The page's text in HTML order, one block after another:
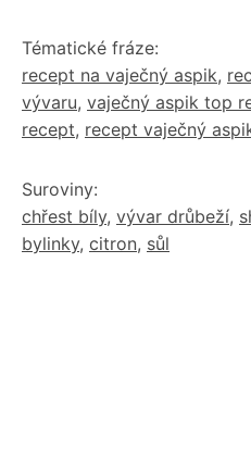
Tématické fráze:
recept na vaječný aspik,
vývaru, vaječný aspik top
recept, recept vaječný
Suroviny:
chřest bíly, vývar drůbeží,
bylinky, citron, sůl